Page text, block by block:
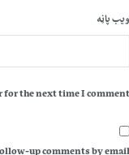
ویب پاڼه
the next time I comment.